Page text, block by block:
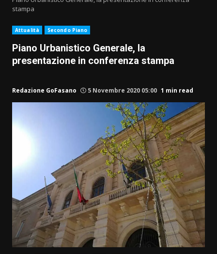
stampa
Attualità Secondo Piano
Piano Urbanistico Generale, la
presentazione in conferenza stampa
Redazione GoFasano 5 Novembre 2020 05:00 1 min read